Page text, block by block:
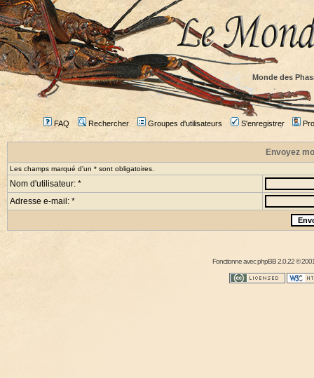
Monde des
FAQ Rechercher Groupes d'utilisateurs S'enregistrer
Envoyez
Les champs marqué d'un * sont obligatoires.
Nom d'utilisateur: *
Adresse e-mail: *
Fonctionne avecphpBB2.0.22 ©